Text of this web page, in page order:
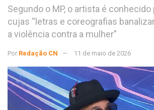
Segundo o MP, o artista é
cujas “letras e coreografias
a violência contra a mulher”
Por Redação CN 11 de maio de 2026